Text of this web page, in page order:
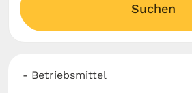
Suchen
- Betriebsmittel